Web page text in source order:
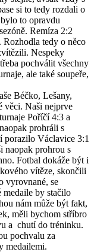
si to tedy rozdali o
to opravdu
Remíza 2:2
Rozhodla tedy o něco
Nespeky
pochválit všechny
ale také soupeře,
Béčko, Lešany,
věci. Naši nejprve
Poříčí 4:3 a
prohráli s
porazilo Václavice 3:1
naopak prohrou s
Fotbal dokáže být i
vítěze, skončili
vyrovnané, se
medaile by stačilo
nám může být fakt,
měli bychom stříbro
a chutí do tréninku.
pochvalu za
medailemi.